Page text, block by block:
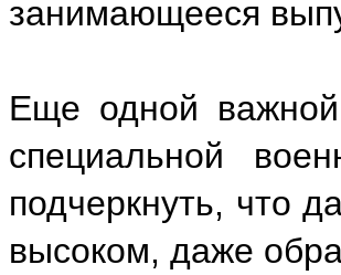
занимающееся
Еще одной важной
специальной
подчеркнуть, что
высоком, даже